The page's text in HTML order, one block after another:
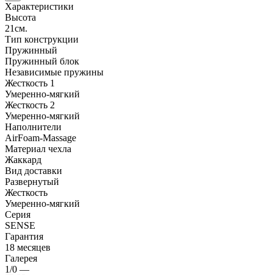
Характеристики
Высота
21см.
Тип конструкции
Пружинный
Пружинный блок
Независимые пружины
Жесткость 1
Умеренно-мягкий
Жесткость 2
Умеренно-мягкий
Наполнители
AirFoam-Massage
Материал чехла
Жаккард
Вид доставки
Развернутый
Жесткость
Умеренно-мягкий
Серия
SENSE
Гарантия
18 месяцев
Галерея
1/0 —